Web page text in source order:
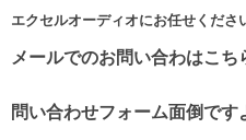
エクセルオーディオにお任せくださ
メールでのお問い合わはこ
問い合わせフォーム面倒で